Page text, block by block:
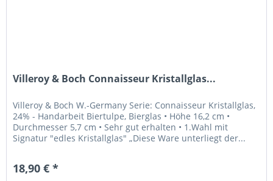
Villeroy & Boch Connaisseur Kristallglas...
Villeroy & Boch W.-Germany Serie: Connaisseur Kristallglas,
24% - Handarbeit Biertulpe, Bierglas • Höhe 16,2 cm •
Durchmesser 5,7 cm • Sehr gut erhalten • 1.Wahl mit
Signatur "edles Kristallglas" „Diese Ware unterliegt der...
18,90 € *